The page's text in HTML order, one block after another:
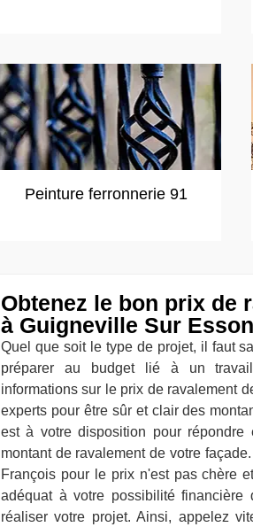
Peinture ferronnerie 91
Obtenez le bon prix de
à Guigneville Sur
Quel que soit le type de projet, il faut
préparer au budget lié à un
informations sur le prix de ravalement
experts pour être sûr et clair des
est à votre disposition pour
montant de ravalement de votre
François pour le prix n'est pas chère
adéquat à votre possibilité
réaliser votre projet. Ainsi, appelez